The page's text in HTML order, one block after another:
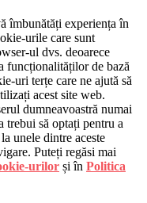
îmbunătăți experiența în
urile care sunt
ul dvs. deoarece
funcționalităților de bază
uri terțe care ne ajută să
acest site web.
dumneavoastră numai
trebui să optați pentru a
unele dintre aceste
Puteți regăsi mai
urilor și în Politica